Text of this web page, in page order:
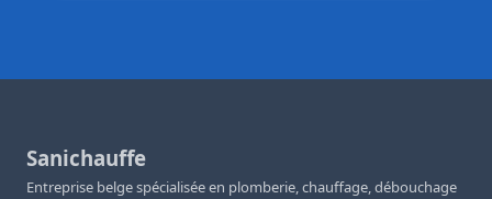
Sanichauffe
Entreprise belge spécialisée en plomberie, chauffage, débouchage